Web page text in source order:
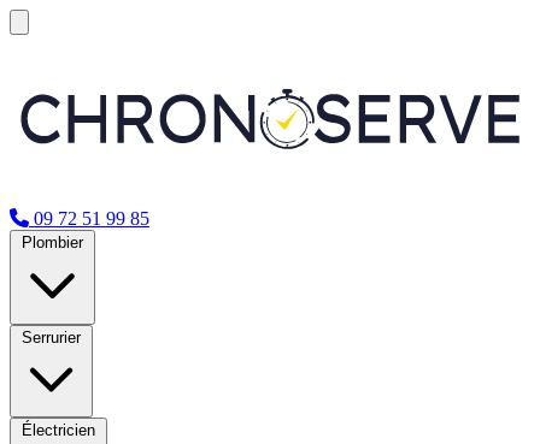
09 72 51 99 85
Plombier
Serrurier
Électricien